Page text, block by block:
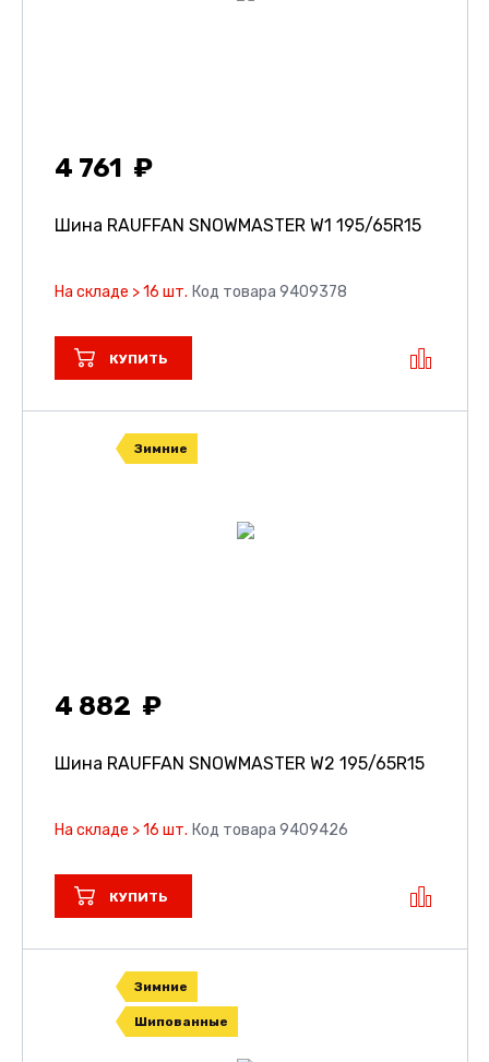
4 761
Шина RAUFFAN SNOWMASTER W1 195/65R15
На складе > 16 шт. Код товара 9409378
КУПИТЬ
Зимние
4 882
Шина RAUFFAN SNOWMASTER W2 195/65R15
На складе > 16 шт. Код товара 9409426
КУПИТЬ
Зимние
Шипованные